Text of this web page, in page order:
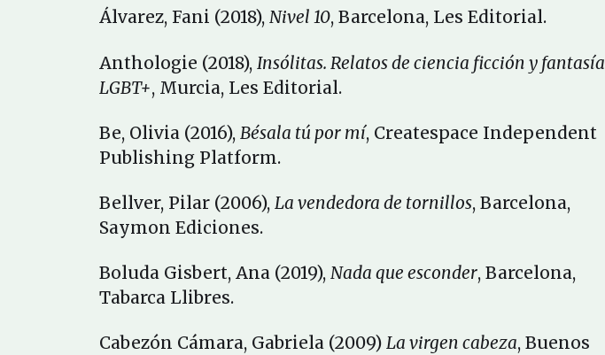
Álvarez, Fani (2018), Nivel 10, Barcelona, Les Editorial.
Anthologie (2018), Insólitas. Relatos de ciencia ficción y fantasía
LGBT+, Murcia, Les Editorial.
Be, Olivia (2016), Bésala tú por mí, Createspace Independent
Publishing Platform.
Bellver, Pilar (2006), La vendedora de tornillos, Barcelona,
Saymon Ediciones.
Boluda Gisbert, Ana (2019), Nada que esconder, Barcelona,
Tabarca Llibres.
Cabezón Cámara, Gabriela (2009) La virgen cabeza, Buenos